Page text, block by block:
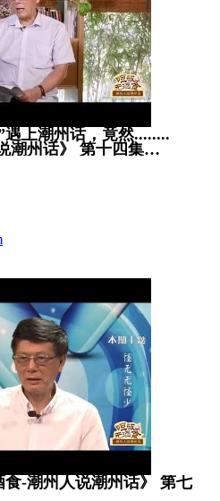
上潮州话，竟然........
潮州话》 第十四集
州人说潮州话》 第七